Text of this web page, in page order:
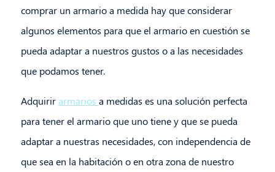
comprar un armario a medida hay que considerar
algunos elementos para que el armario en cuestión se
pueda adaptar a nuestros gustos o a las necesidades
que podamos tener.
Adquirirarmarios a medidas es una solución perfecta
para tener el armario que uno tiene y que se pueda
adaptar a nuestras necesidades, con independencia de
que sea en la habitación o en otra zona de nuestro